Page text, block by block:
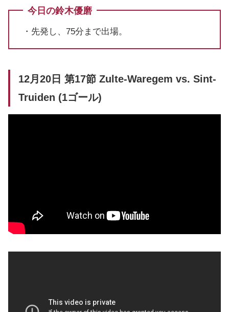
今日の鈴木優磨
・先発し、75分まで出場。
12月20日 第17節 Zulte-Waregem vs. Sint-
Truiden (1ゴール)